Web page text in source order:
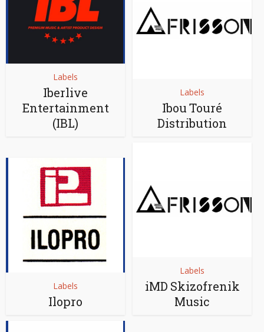
Labels
Iberlive
Entertainment
(IBL)
Labels
Ibou Touré
Distribution
Labels
Ilopro
Labels
iMD Skizofrenik
Music